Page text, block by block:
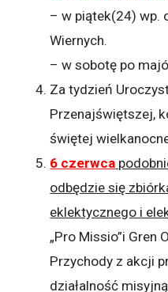
– w piątek(24) wp.
Wiernych.
– w sobotę po
Za tydzień
Przenajświętszej,
świętej
6 czerwca
odbędzie się
eklektycznego i
„Pro Missio”i Gren
Przychody z akcji
działalność